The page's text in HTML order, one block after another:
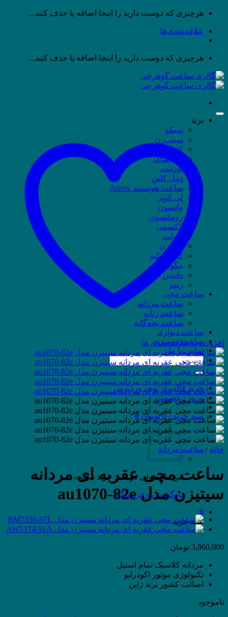
پرش
محتوا
هرچیزی که دوست دارید را اینجا اضافه یا حذف کنید...
علاقه‌مندی‌ها
هرچیزی که دوست دارید را اینجا اضافه یا حذف کنید...
برند
سیکو
سیتی‌زن
کاسیو
جی شاک
اورینت
دنیل کلین
ساعت هوشمند Arrow
لی کوپر
واتسون
رومانسون
لاکسمی
ویولت
وسترن
کیو اند کیو
بیگوتی
داتیس
ریتم
ساعت مچی
ساعت مردانه
ساعت زنانه
ساعت بچه‌گانه
ساعت دیواری
ساعت رومیزی
تماس با ما
جستجو
برای:
خرید قالب از نوین وردپرس
ورود / عضویت
سبد خرید /0 تومان 0
هیچ محصولی در سبد خرید نیست.
بازگشت به فروشگاه
0
سبد خرید
افزودن به علاقه مندی ها
خانه / ساعت مردانه
ساعت مچی عقربه ای مردانه
سیتیزن مدل au1070-82e
3,860,000 تومان
مردانه کلاسیک تمام استیل
تکنولوژی موتور
اکودرایو
اصالت کشور برند ژاپن
ناموجود